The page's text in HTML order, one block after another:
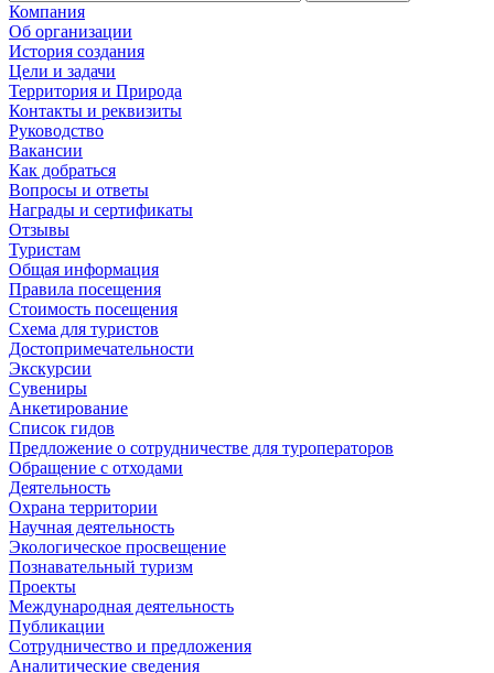
Компания
Об организации
История создания
Цели и задачи
Территория и Природа
Контакты и реквизиты
Руководство
Вакансии
Как добраться
Вопросы и ответы
Награды и сертификаты
Отзывы
Туристам
Общая информация
Правила посещения
Стоимость посещения
Схема для туристов
Достопримечательности
Экскурсии
Сувениры
Анкетирование
Список гидов
Предложение о сотрудничестве для туроператоров
Обращение с отходами
Деятельность
Охрана территории
Научная деятельность
Экологическое просвещение
Познавательный туризм
Проекты
Международная деятельность
Публикации
Сотрудничество и предложения
Аналитические сведения